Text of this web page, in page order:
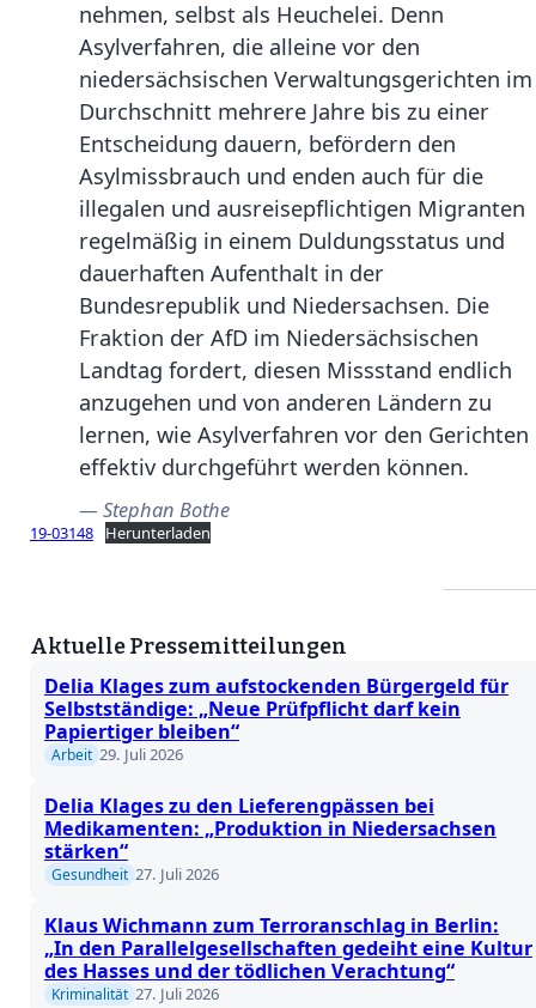
nehmen, selbst als Heuchelei. Denn
Asylverfahren, die alleine vor den
niedersächsischen Verwaltungsgerichten im
Durchschnitt mehrere Jahre bis zu einer
Entscheidung dauern, befördern den
Asylmissbrauch und enden auch für die
illegalen und ausreisepflichtigen Migranten
regelmäßig in einem Duldungsstatus und
dauerhaften Aufenthalt in der
Bundesrepublik und Niedersachsen. Die
Fraktion der AfD im Niedersächsischen
Landtag fordert, diesen Missstand endlich
anzugehen und von anderen Ländern zu
lernen, wie Asylverfahren vor den Gerichten
effektiv durchgeführt werden können.
Stephan Bothe
19-03148 Herunterladen
Aktuelle Pressemitteilungen
Delia Klages zum aufstockenden Bürgergeld für
Selbstständige: „Neue Prüfpflicht darf kein
Papiertiger bleiben“
Arbeit 29. Juli 2026
Delia Klages zu den Lieferengpässen bei
Medikamenten: „Produktion in Niedersachsen
stärken“
Gesundheit 27. Juli 2026
Klaus Wichmann zum Terroranschlag in Berlin:
„In den Parallelgesellschaften gedeiht eine Kultur
des Hasses und der tödlichen Verachtung“
Kriminalität 27. Juli 2026